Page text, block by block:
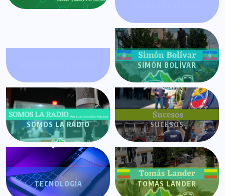
SIMÓN BOLÍVAR
SOMOS LA RADIO SUCESOS
TECNOLOGÍA TOMÁS LANDER